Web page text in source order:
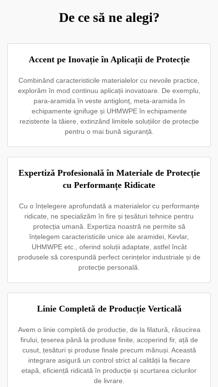
De ce să ne alegi?
Accent pe Inovație în Aplicații de Protecție
Combinând caracteristicile materialelor cu nevoile practice,
explorăm în mod continuu aplicații inovatoare. De exemplu,
para-aramida în veste antiglonț, meta-aramida în
echipamente ignifuge și UHMWPE în echipamente
rezistente la tăiere, extinzând limitele soluțiilor de protecție
pentru o mai bună siguranță.
Expertiză Profesională în Materiale de Protecție
cu Performanțe Ridicate
Cu o înțelegere aprofundată a materialelor cu performanțe
ridicate, ne specializăm în fire și țesături tehnice pentru
protecția umană. Expertiza noastră ne permite să
înțelegem caracteristicile unice ale aramidei, Kevlar,
UHMWPE etc., oferind soluții adaptate, astfel încât
produsele să corespundă perfect cerințelor industriale și de
protecție personală.
Linie Completă de Producție Verticală
Avem o linie completă de producție, de la filatură, răsucirea
firului, țeserea până la produse finite, acoperind fir, ață de
cusut, țesături și produse finale precum mănuși. Această
integrare asigură un control strict al calității la fiecare
etapă, eficiență ridicată în producție și scurtarea ciclurilor
de livrare.